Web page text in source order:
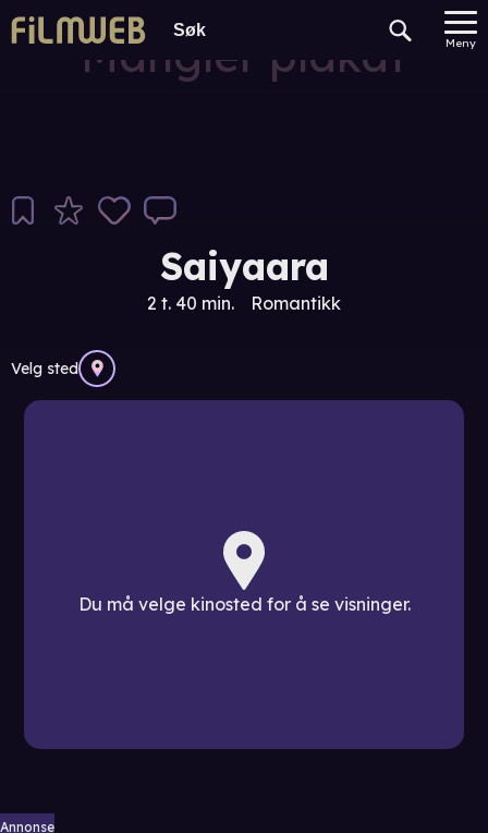
Meny
Mangler plakat
Saiyaara
2 t. 40 min. Romantikk
Velg sted
Du må velge kinosted for å se visninger.
Annonse